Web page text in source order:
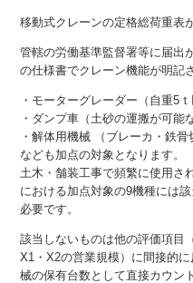
移動式クレーンの定格総荷重表
管轄の労働基準監督署等に届出
の仕様書でクレーン機能が明記
・モーターグレーダー（自重5ｔ
・ダンプ車（土砂の運搬が可能
・解体用機械 （ブレーカ・鉄骨
なども加点の対象となります。
土木・舗装工事で頻繁に使用さ
における加点対象の9機種には
必要です。
該当しないものは他の評価項目
X1・X2の営業規模）に間接的
械の保有台数として直接カウン